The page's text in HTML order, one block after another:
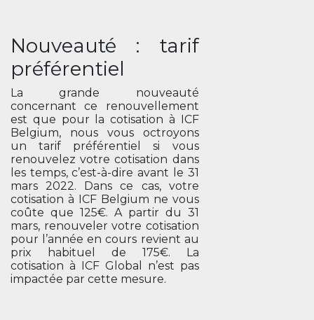
Nouveauté : tarif
préférentiel
La grande nouveauté
concernant ce renouvellement
est que pour la cotisation à ICF
Belgium, nous vous octroyons
un tarif préférentiel si vous
renouvelez votre cotisation dans
les temps, c’est-à-dire avant le 31
mars 2022. Dans ce cas, votre
cotisation à ICF Belgium ne vous
coûte que 125€. A partir du 31
mars, renouveler votre cotisation
pour l’année en cours revient au
prix habituel de 175€. La
cotisation à ICF Global n’est pas
impactée par cette mesure.